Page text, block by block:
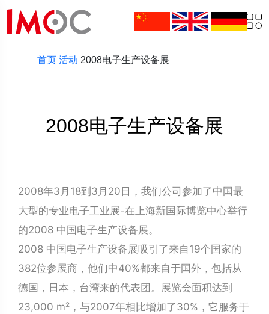
首页 活动 2008电子生产设备展
2008电子生产设备展
2008年3月18到3月20日，我们公司参加了中国最
大型的专业电子工业展-在上海新国际博览中心举行
的2008 中国电子生产设备展。
2008 中国电子生产设备展吸引了来自19个国家的
382位参展商，他们中40%都来自于国外，包括从
德国，日本，台湾来的代表团。展览会面积达到
23,000 m²，与2007年相比增加了30%，它服务于